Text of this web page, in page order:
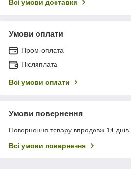
Всі умови доставки
Умови оплати
Пром-оплата
Післяплата
Всі умови оплати
Умови повернення
Повернення товару впродовж 14 днів
Всі умови повернення